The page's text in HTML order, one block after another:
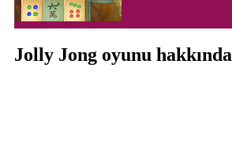
Jolly Jong oyunu hakkında